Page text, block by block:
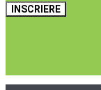
INSCRIERE